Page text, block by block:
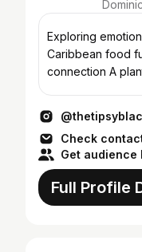
Exploring
Caribbean food
connection A plant-
Check
Get audience
Full Profile